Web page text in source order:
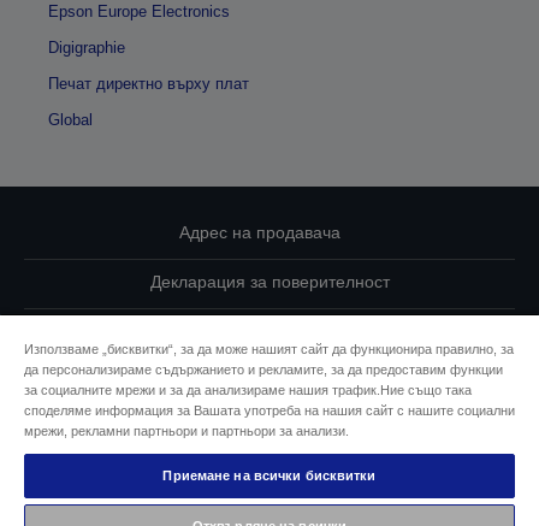
Epson Europe Electronics
Digigraphie
Печат директно върху плат
Global
Адрес на продавача
Декларация за поверителност
Свържете се с нас за Вашите данни
Информация за бисквитките
Ангажимент за достъпност на Epson
Използваме „бисквитки“, за да може нашият сайт да функционира правилно, за
да персонализираме съдържанието и рекламите, за да предоставим функции
за социалните мрежи и за да анализираме нашия трафик.Ние също така
споделяме информация за Вашата употреба на нашия сайт с нашите социални
мрежи, рекламни партньори и партньори за анализи.
Приемане на всички бисквитки